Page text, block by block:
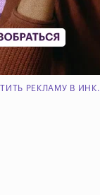
РЕКЛАМУ В ИНК.